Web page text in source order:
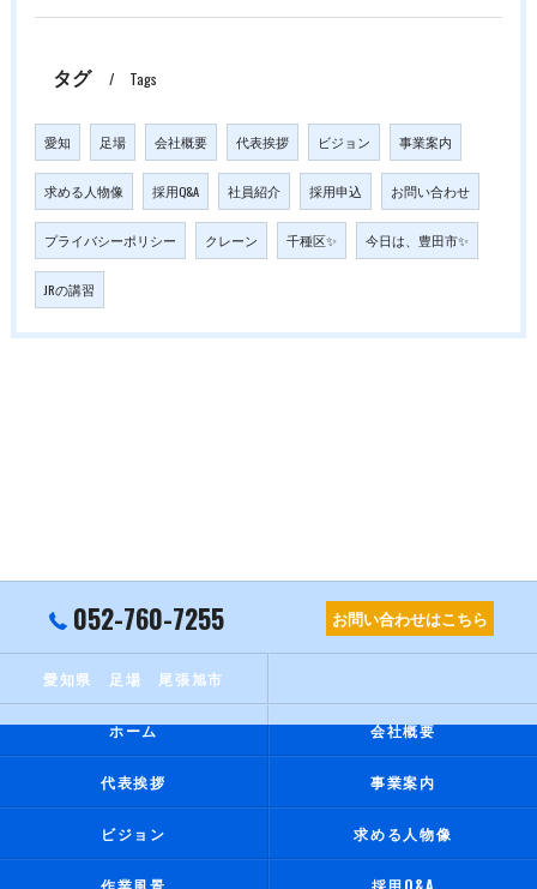
タグ Tags
愛知 足場 会社概要 代表挨拶 ビジョン 事業案内
求める人物像 採用Q&A 社員紹介 採用申込 お問い合わせ
プライバシーポリシー クレーン 千種区✨ 今日は、豊田市✨
JRの講習
052-760-7255 お問い合わせはこちら
愛知県 足場 尾張旭市
ホーム 会社概要
代表挨拶 事業案内
ビジョン 求める人物像
作業風景 採用Q&A